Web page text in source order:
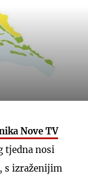
Nove TV
tjedna nosi
s izraženijim